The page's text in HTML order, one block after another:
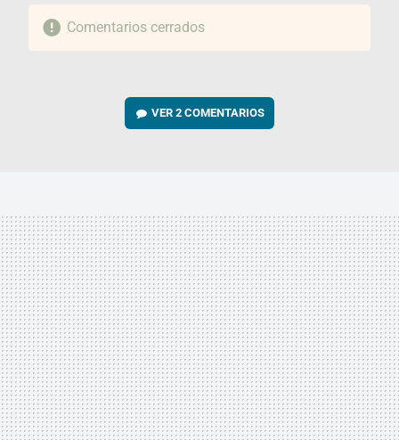
Comentarios cerrados
VER2 COMENTARIOS